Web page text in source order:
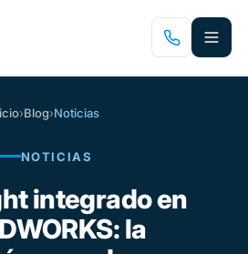
›Blog›Noticias
NOTICIAS
integrado en
la